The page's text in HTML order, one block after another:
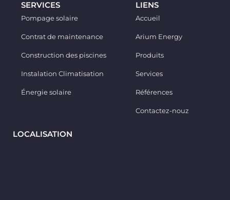
thermique.
Panneau Solaire
haut rendement pour une
conditions
Intempéries :
la pluie, la poussière et les
LIENS
Accueil
Arium Energy
Produits
Services
Références
Contactez-nouz
SERVICES
Pompage solaire
Contrat de maintenance
Construction des piscines
Instalation Climatisation
Énergie solaire
LOCALISATION